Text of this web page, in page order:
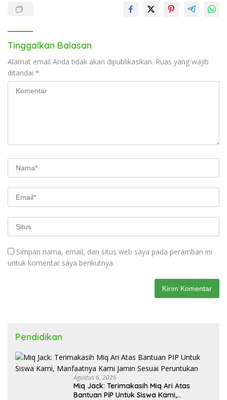
Tinggalkan Balasan
Alamat email Anda tidak akan dipublikasikan. Ruas yang wajib
ditandai *
Simpan nama, email, dan situs web saya pada peramban ini
untuk komentar saya berikutnya.
Pendidikan
Agustus 6, 2026
Miq Jack: Terimakasih Miq Ari Atas
Bantuan PIP Untuk Siswa Kami,